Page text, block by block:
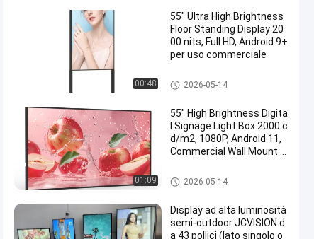
00:48
55" Ultra High Brightness
Floor Standing Display 20
00 nits, Full HD, Android 9+
per uso commerciale
Esposizione all'aperto del cont
rassegno di Digital
2026-05-14
01:09
55" High Brightness Digita
l Signage Light Box 2000 c
d/m2, 1080P, Android 11,
Commercial Wall Mount D
Esposizione all'aperto del cont
rassegno di Digital
2026-05-14
Display ad alta luminosità
semi-outdoor JCVISION d
a 43 pollici (lato singolo o